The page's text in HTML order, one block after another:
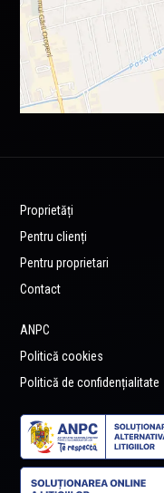
Proprietăți
Pentru clienți
Pentru proprietari
Contact
ANPC
Politică cookies
Politică de confidențialitate